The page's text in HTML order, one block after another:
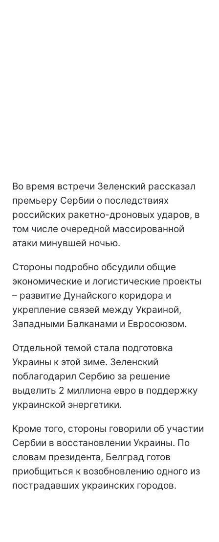
Во время встречи Зеленский рассказал
премьеру Сербии о последствиях
российских ракетно-дроновых ударов, в
том числе очередной массированной
атаки минувшей ночью.
Стороны подробно обсудили общие
экономические и логистические проекты
– развитие Дунайского коридора и
укрепление связей между Украиной,
Западными Балканами и Евросоюзом.
Отдельной темой стала подготовка
Украины к этой зиме. Зеленский
поблагодарил Сербию за решение
выделить 2 миллиона евро в поддержку
украинской энергетики.
Кроме того, стороны говорили об участии
Сербии в восстановлении Украины. По
словам президента, Белград готов
приобщиться к возобновлению одного из
пострадавших украинских городов.